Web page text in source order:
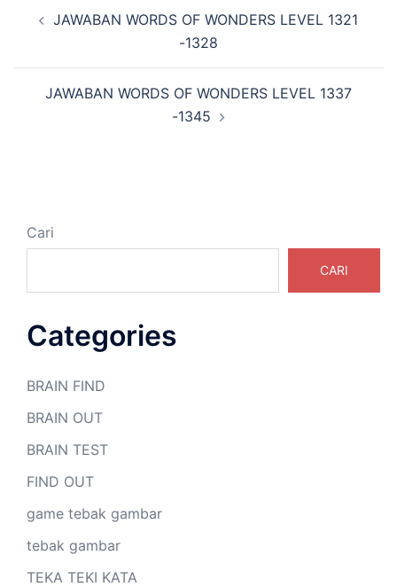
Navigasi
JAWABAN WORDS OF WONDERS LEVEL 1321
-1328
JAWABAN WORDS OF WONDERS LEVEL 1337
-1345
Cari
CARI
Categories
BRAIN FIND
BRAIN OUT
BRAIN TEST
FIND OUT
game tebak gambar
tebak gambar
TEKA TEKI KATA